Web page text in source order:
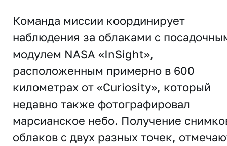
Команда миссии координирует
наблюдения за облаками с
модулем NASA «InSight»,
расположенным примерно в 600
километрах от «Curiosity», который
недавно также фотографировал
марсианское небо. Получение
облаков с двух разных точек,